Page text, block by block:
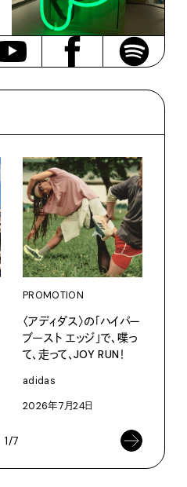
PROMOTION
〈アディダス〉の「ハイパー
ブースト エッジ」で、喋っ
て、走って、JOY RUN！
adidas
2026年7月24日
1/7